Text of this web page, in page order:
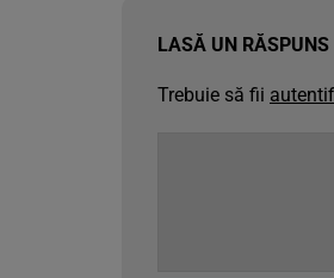
LASĂ UN RĂSPUNS
Trebuie să fii